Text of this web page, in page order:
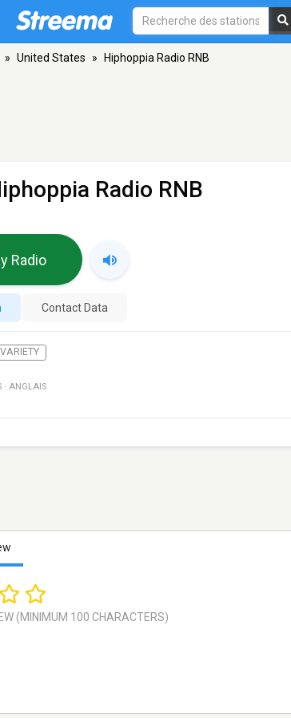
» United States » Hiphoppia Radio RNB
Radio RNB
Radio
Contact Data
VARIETY
· ANGLAIS